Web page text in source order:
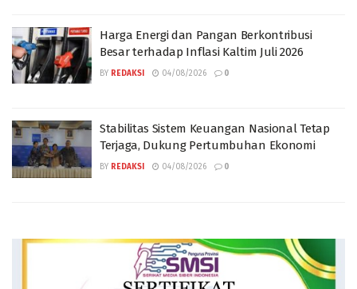
Harga Energi dan Pangan Berkontribusi
Besar terhadap Inflasi Kaltim Juli 2026
BY REDAKSI 04/08/2026 0
Stabilitas Sistem Keuangan Nasional Tetap
Terjaga, Dukung Pertumbuhan Ekonomi
BY REDAKSI 04/08/2026 0